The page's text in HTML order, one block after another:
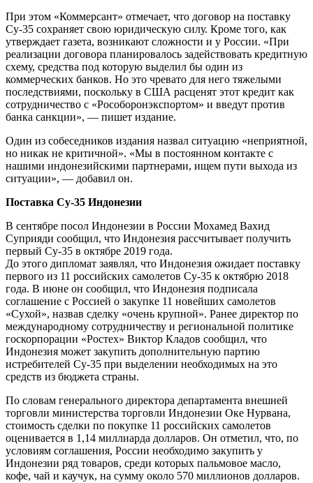
При этом «Коммерсант» отмечает, что договор на поставку
Су-35 сохраняет свою юридическую силу. Кроме того, как
утверждает газета, возникают сложности и у России. «При
реализации договора планировалось задействовать кредитную
схему, средства под которую выделил бы один из
коммерческих банков. Но это чревато для него тяжелыми
последствиями, поскольку в США расценят этот кредит как
сотрудничество с «Рособоронэкспортом» и введут против
банка санкции», — пишет издание.
Один из собеседников издания назвал ситуацию «неприятной,
но никак не критичной». «Мы в постоянном контакте с
нашими индонезийскими партнерами, ищем пути выхода из
ситуации», — добавил он.
Поставка Су-35 Индонезии
В сентябре посол Индонезии в России Мохамед Вахид
Суприяди сообщил, что Индонезия рассчитывает получить
первый Су-35 в октябре 2019 года.
До этого дипломат заявлял, что Индонезия ожидает поставку
первого из 11 российских самолетов Су-35 к октябрю 2018
года. В июне он сообщил, что Индонезия подписала
соглашение с Россией о закупке 11 новейших самолетов
«Сухой», назвав сделку «очень крупной». Ранее директор по
международному сотрудничеству и региональной политике
госкорпорации «Ростех» Виктор Кладов сообщил, что
Индонезия может закупить дополнительную партию
истребителей Су-35 при выделении необходимых на это
средств из бюджета страны.
По словам генерального директора департамента внешней
торговли министерства торговли Индонезии Оке Нурвана,
стоимость сделки по покупке 11 российских самолетов
оценивается в 1,14 миллиарда долларов. Он отметил, что, по
условиям соглашения, России необходимо закупить у
Индонезии ряд товаров, среди которых пальмовое масло,
кофе, чай и каучук, на сумму около 570 миллионов долларов.